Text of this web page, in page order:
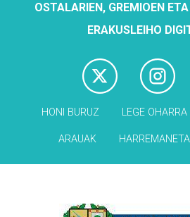
OSTALARIEN, GREMIOEN
ERAKUSLEIHO
HONI BURUZ LEGE OHARRA
ARAUAK